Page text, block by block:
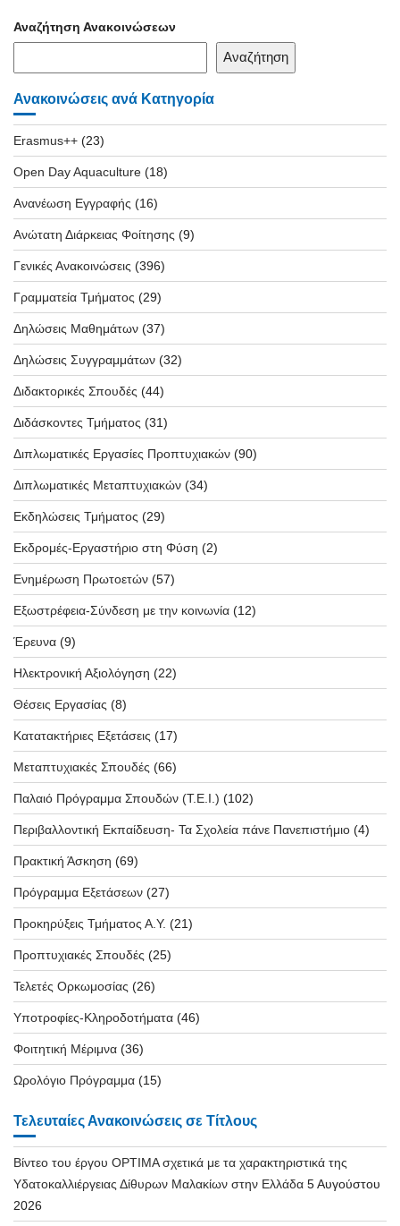
Αναζήτηση Ανακοινώσεων
Αναζήτηση
Ανακοινώσεις ανά Κατηγορία
Erasmus++ (23)
Open Day Aquaculture (18)
Ανανέωση Εγγραφής (16)
Ανώτατη Διάρκειας Φοίτησης (9)
Γενικές Ανακοινώσεις (396)
Γραμματεία Τμήματος (29)
Δηλώσεις Μαθημάτων (37)
Δηλώσεις Συγγραμμάτων (32)
Διδακτορικές Σπουδές (44)
Διδάσκοντες Τμήματος (31)
Διπλωματικές Εργασίες Προπτυχιακών (90)
Διπλωματικές Μεταπτυχιακών (34)
Εκδηλώσεις Τμήματος (29)
Εκδρομές-Εργαστήριο στη Φύση (2)
Ενημέρωση Πρωτοετών (57)
Εξωστρέφεια-Σύνδεση με την κοινωνία (12)
Έρευνα (9)
Ηλεκτρονική Αξιολόγηση (22)
Θέσεις Εργασίας (8)
Κατατακτήριες Εξετάσεις (17)
Μεταπτυχιακές Σπουδές (66)
Παλαιό Πρόγραμμα Σπουδών (T.E.I.) (102)
Περιβαλλοντική Εκπαίδευση- Τα Σχολεία πάνε Πανεπιστήμιο (4)
Πρακτική Άσκηση (69)
Πρόγραμμα Εξετάσεων (27)
Προκηρύξεις Τμήματος Α.Υ. (21)
Προπτυχιακές Σπουδές (25)
Τελετές Ορκωμοσίας (26)
Υποτροφίες-Κληροδοτήματα (46)
Φοιτητική Μέριμνα (36)
Ωρολόγιο Πρόγραμμα (15)
Τελευταίες Ανακοινώσεις σε Τίτλους
Βίντεο του έργου OPTIMA σχετικά με τα χαρακτηριστικά της
Υδατοκαλλιέργειας Δίθυρων Μαλακίων στην Ελλάδα 5 Αυγούστου
2026